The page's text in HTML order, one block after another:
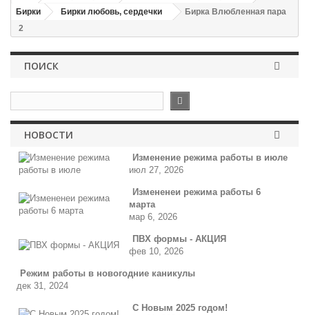
Бирки
Бирки любовь, сердечки
Бирка Влюбленная пара
2
ПОИСК
НОВОСТИ
Изменение режима работы в июле
июл 27, 2026
Измененеи режима работы 6
марта
мар 6, 2026
ПВХ формы - АКЦИЯ
фев 10, 2026
Режим работы в новогодние каникулы
дек 31, 2024
С Новым 2025 годом!